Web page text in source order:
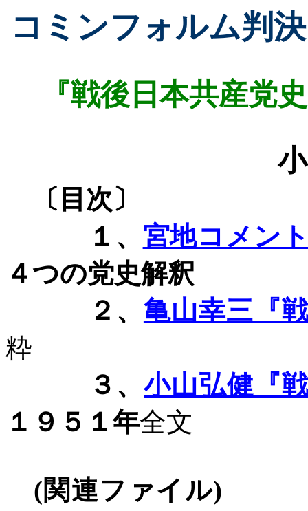
コミンフォルム判
『戦後日本共産党
〔目次〕
１、 宮地コメン
４つの党史解釈
２、 亀山幸三『
粋
３、小山弘健『
１９５１年全文
(関連ファイル)